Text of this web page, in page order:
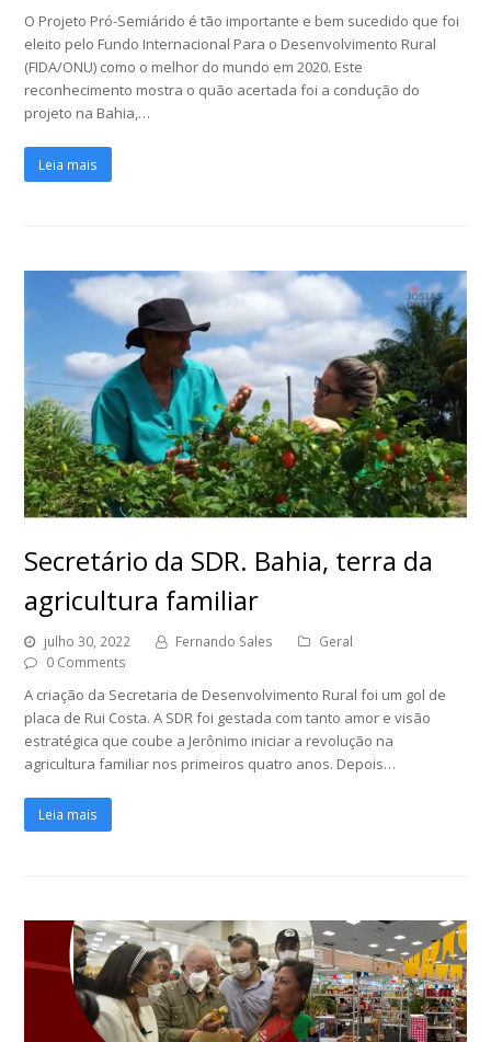
O Projeto Pró-Semiárido é tão importante e bem sucedido que foi
eleito pelo Fundo Internacional Para o Desenvolvimento Rural
(FIDA/ONU) como o melhor do mundo em 2020. Este
reconhecimento mostra o quão acertada foi a condução do
projeto na Bahia,…
Leia mais
Secretário da SDR. Bahia, terra da
agricultura familiar
julho 30, 2022 Fernando Sales
Geral
0 Comments
A criação da Secretaria de Desenvolvimento Rural foi um gol de
placa de Rui Costa. A SDR foi gestada com tanto amor e visão
estratégica que coube a Jerônimo iniciar a revolução na
agricultura familiar nos primeiros quatro anos. Depois…
Leia mais